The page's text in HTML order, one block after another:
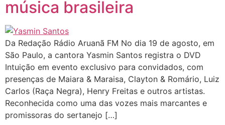
música brasileira
Da Redação Rádio Aruanã FM No dia 19 de agosto, em
São Paulo, a cantora Yasmin Santos registra o DVD
Intuição em evento exclusivo para convidados, com
presenças de Maiara & Maraisa, Clayton & Romário, Luiz
Carlos (Raça Negra), Henry Freitas e outros artistas.
Reconhecida como uma das vozes mais marcantes e
promissoras do sertanejo […]